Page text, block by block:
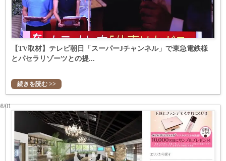
【TV取材】テレビ朝日「スーパーJチャンネル」で東急電鉄様
とパセラリゾーツとの提...
続きを読む >>
01